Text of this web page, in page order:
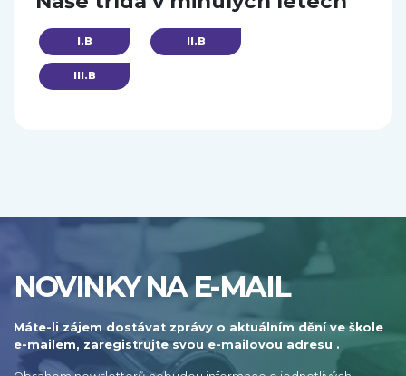
I.B II.B
III.B
NOVINKY NA E-MAIL
Máte-li zájem dostávat zprávy o aktuálním dění ve škole
e-mailem, zaregistrujte svou e-mailovou adresu .